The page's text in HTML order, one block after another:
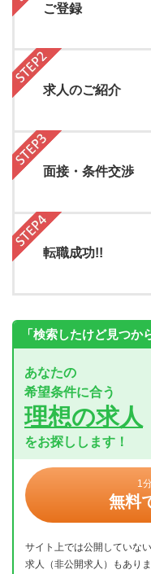
ご登録
求人のご紹介
面接・条件交渉
転職成功!!
「検索したけど見つか
あなたの
希望条件に合う
理想の求人
をお探しします！
1
無料
サイト上では公開していない
求人（非公開求人）もあり